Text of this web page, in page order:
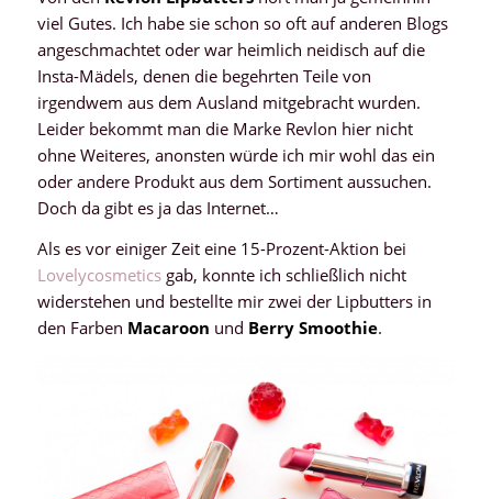
viel Gutes. Ich habe sie schon so oft auf anderen Blogs
angeschmachtet oder war heimlich neidisch auf die
Insta-Mädels, denen die begehrten Teile von
irgendwem aus dem Ausland mitgebracht wurden.
Leider bekommt man die Marke Revlon hier nicht
ohne Weiteres, anonsten würde ich mir wohl das ein
oder andere Produkt aus dem Sortiment aussuchen.
Doch da gibt es ja das Internet…
Als es vor einiger Zeit eine 15-Prozent-Aktion bei
Lovelycosmeticsgab, konnte ich schließlich nicht
widerstehen und bestellte mir zwei der Lipbutters in
den Farben Macaroon und Berry Smoothie.